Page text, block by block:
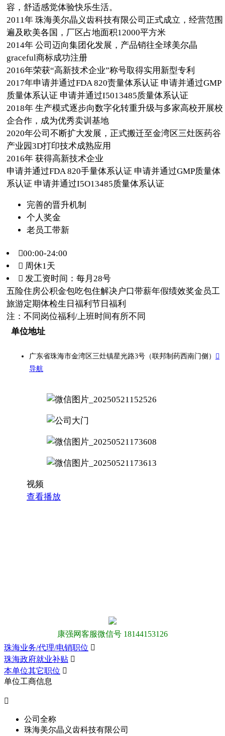
容，舒适感觉体验快乐生活。
2011年 珠海美尔晶义齿科技有限公司正式成立，经营范围
遍及欧美各国，厂区占地面积12000平方米
2014年 公司迈向集团化发展，产品销往全球美尔晶
graceful商标成功注册
2016年荣获“高新技术企业”称号取得实用新型专利
2017年申请并通过FDA 820责量体系认证 申请并通过GMP
质量体系认证 申请并通过I5013485质量体系认证
2018年 生产模式逐步向数字化转重升级与多家高校开展校
企合作，成为优秀卖训基地
2020年公司不断扩大发展，正式搬迁至金湾区三灶医药谷
产业园3D打印技术成熟应用
2016年 获得高新技术企业
申请并通过FDA 820手量体系认证 申请并通过GMP质量体
系认证 申请并通过I5O13485质量体系认证
完善的晋升机制
个人奖金
老员工带新
00:00-24:00
 周休1天
 发工资时间：每月28号
五险住房公积金包吃包住解决户口 带薪年假绩效奖金 员工
旅游定期体检生日福利 节日福利
注：不同岗位福利/上班时间有所不同
单位地址
广东省珠海市金湾区三灶镇星光路3号（联邦制药西南门侧） 
导航
视频
查看播放
康强网客服微信号 18144153126
珠海业务/代理/电销职位 
珠海政府就业补贴 
本单位其它职位 
单位工商信息

公司全称
珠海美尔晶义齿科技有限公司